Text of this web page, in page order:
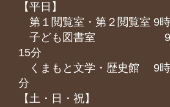
【平日】
第１閲覧室・第２閲覧室 9
子ども図書室 9時
15分
くまもと⽂学・歴史館 9時
分
【土・日・祝】